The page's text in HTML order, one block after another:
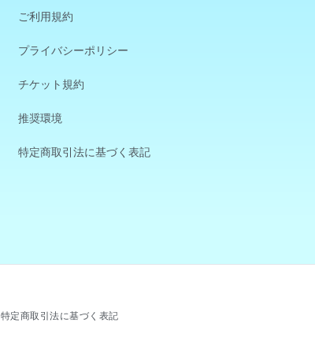
ご利用規約
プライバシーポリシー
チケット規約
推奨環境
特定商取引法に基づく表記
特定商取引法に基づく表記